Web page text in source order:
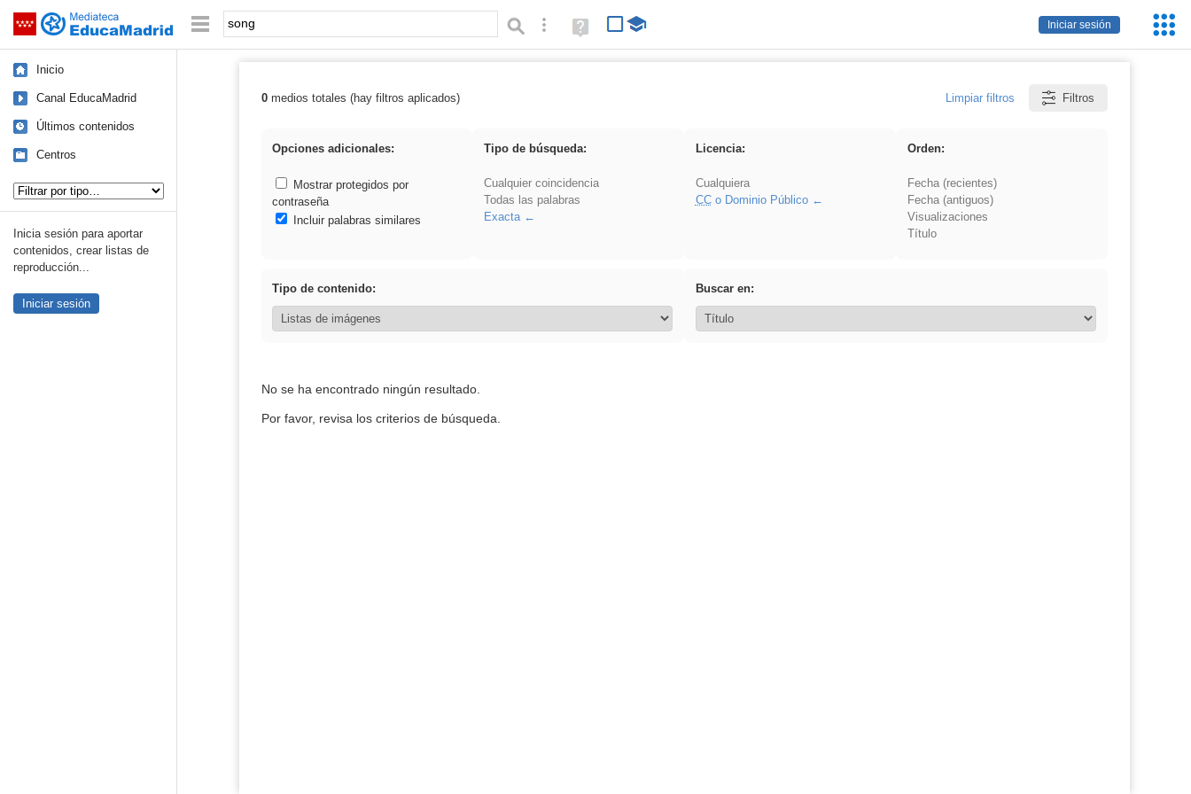
Saltar navegación
Iniciar sesión
Palabra o frase: Búsqueda avanzada
Ayuda
(en
Inicio
Canal EducaMadrid
Últimos contenidos
Centros
Inicia sesión para aportar
contenidos, crear listas de
reproducción...
Iniciar sesión
Resultados de: song
0medios totales (hay filtros aplicados) Limpiar filtros Filtros
Opciones adicionales:
Mostrar protegidos por
contraseña
Incluir palabras similares
Tipo de búsqueda:
Cualquier coincidencia
Todas las palabras
Exacta
Licencia:
Cualquiera
CCo Dominio Público
Orden:
Fecha (recientes)
Fecha (antiguos)
Visualizaciones
Título
Tipo de contenido: Buscar en:
No se ha encontrado ningún resultado.
Por favor, revisa los criterios de búsqueda.